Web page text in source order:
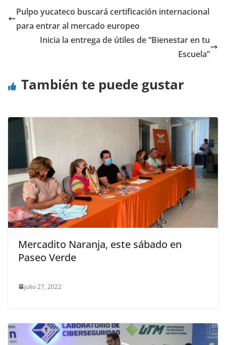
Pulpo yucateco buscará certificación internacional
para entrar al mercado europeo
Inicia la entrega de útiles de “Bienestar en tu
Escuela”
También te puede gustar
Mercadito Naranja, este sábado en
Paseo Verde
julio 27, 2022